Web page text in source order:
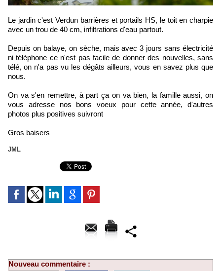
Le jardin c'est Verdun barrières et portails HS, le toit en charpie
avec un trou de 40 cm, infiltrations d'eau partout.
Depuis on balaye, on sèche, mais avec 3 jours sans électricité
ni téléphone ce n'est pas facile de donner des nouvelles, sans
télé, on n'a pas vu les dégâts ailleurs, vous en savez plus que
nous.
On va s'en remettre, à part ça on va bien, la famille aussi, on
vous adresse nos bons voeux pour cette année, d'autres
photos plus positives suivront
Gros baisers
JML
Nouveau commentaire :